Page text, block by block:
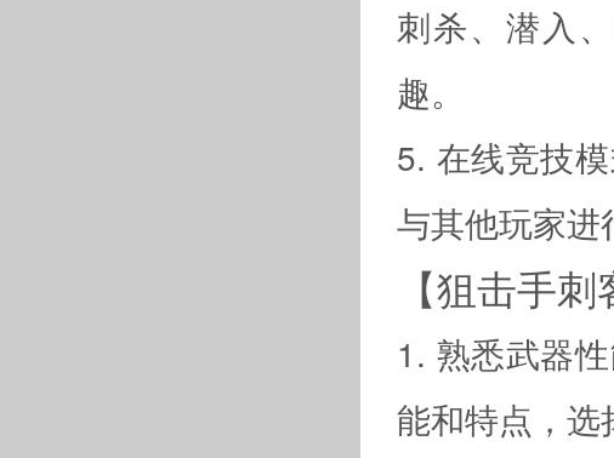
刺杀、潜入
趣。
5. 在线竞技
与其他玩家进
【狙击手刺
1. 熟悉武器
能和特点，选